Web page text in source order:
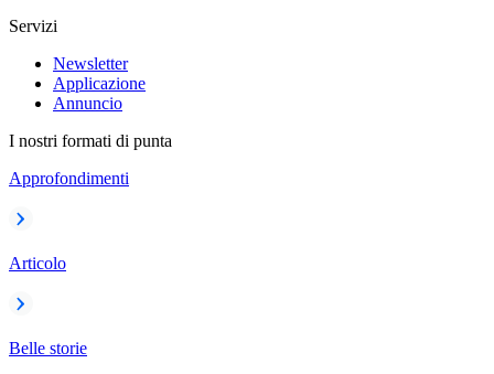
Servizi
Newsletter
Applicazione
Annuncio
I nostri formati di punta
Approfondimenti
Articolo
Belle storie